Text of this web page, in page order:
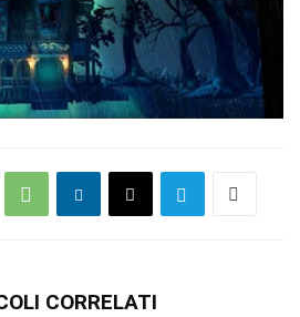
CORRELATI